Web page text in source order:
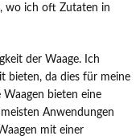
wo ich oft Zutaten in
der Waage. Ich
bieten, da dies für meine
bieten eine
Anwendungen
mit einer